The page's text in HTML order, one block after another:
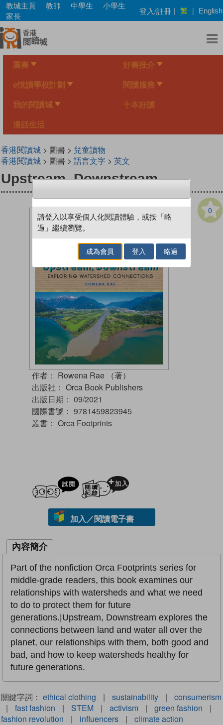
Skip
main
content
教城主頁 教師 中學生
小學生
家長
登入/註冊 | 繁 | English
圖書 好書推介
e悅讀學校計劃 閱讀服務
我的閱讀城 十本好讀
漫話生活
香港閱讀城> 圖書 > 兒童讀物
香港閱讀城> 圖書 > 語言文字> 英文
Upstream, Downstream
0
作者： Rowena Rae （著）
出版社： Orca Book Publishers
出版日期： 09/2021
國際書號： 9781459823945
叢書： Orca Footprints
試閲
加入／閱讀電子書
內容簡介
Part of the nonfiction Orca Footprints series for
middle-grade readers, this book examines our
relationships with watersheds and what we need
to do to protect them for future
generations.|Upstream, Downstream explores the
connections between land and water all over the
planet, our relationships with them, both good and
bad, and how to keep watersheds healthy for
future generations.
關鍵字詞： ethical clothing | sustainability |
consumerism
|
fast fashion | STEM | activism | green fashion
|
fashion revolution
| influencers | climate action
請登入以享受個人化閱讀體驗，或按「略
過」繼續瀏覽。
成為會員 登入 略過